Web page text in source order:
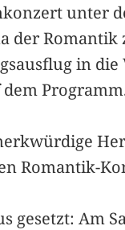
unter
der
in
Romantik-
Am